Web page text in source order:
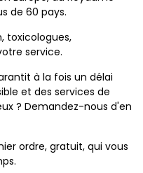
de 60 pays.
toxicologues,
service.
à la fois un délai
et des services de
? Demandez-nous d'en
ordre, gratuit, qui vous